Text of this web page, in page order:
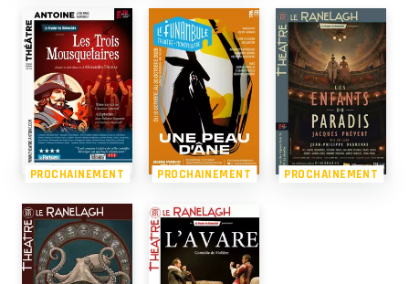
PROCHAINEMENT PROCHAINEMENT PROCHAINEMENT